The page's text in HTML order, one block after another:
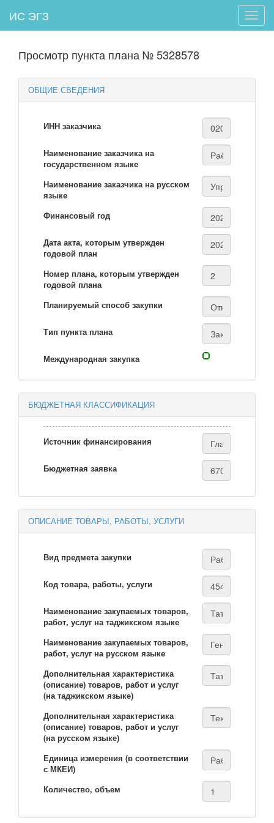
Toggle
ИС ЭГЗ
Просмотр пункта плана № 5328578
ОБЩИЕ СВЕДЕНИЯ
ИНН заказчика
Наименование заказчика на
государственном языке
Наименование заказчика на русском
языке
Финансовый год
Дата акта, которым утвержден
годовой план
Номер плана, которым утвержден
годовой плана
Планируемый способ закупки
Тип пункта плана
Международная закупка
БЮДЖЕТНАЯ КЛАССИФИКАЦИЯ
Источник финансирования
Бюджетная заявка
ОПИСАНИЕ ТОВАРЫ, РАБОТЫ, УСЛУГИ
Вид предмета закупки
Код товара, работы, услуги
Наименование закупаемых товаров,
работ, услуг на таджикском языке
Наименование закупаемых товаров,
работ, услуг на русском языке
Дополнительная характеристика
(описание) товаров, работ и услуг
(на таджикском языке)
Дополнительная характеристика
(описание) товаров, работ и услуг
(на русском языке)
Единица измерения (в соответствии
с МКЕИ)
Количество, объем